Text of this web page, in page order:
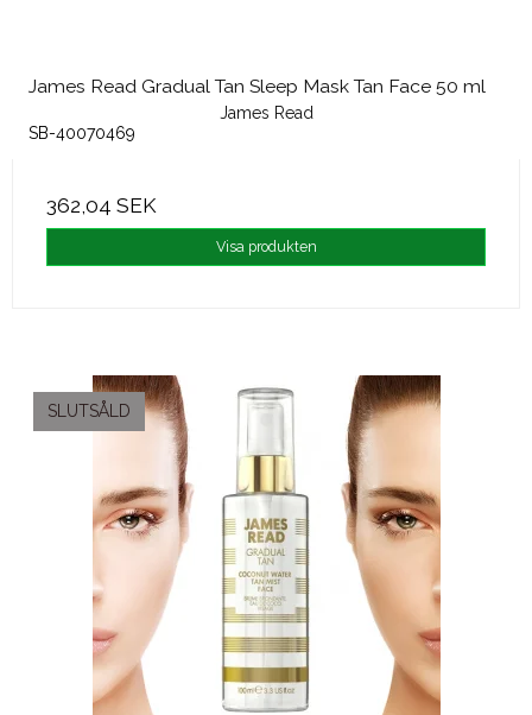
James Read Gradual Tan Sleep Mask Tan Face 50 ml
James Read
SB-40070469
362,04 SEK
Visa produkten
SLUTSÅLD